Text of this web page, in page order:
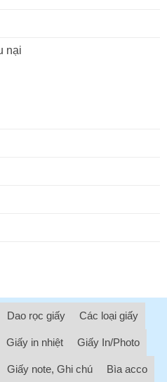
nại
Dao rọc giấy Các loại giấy
Giấy in nhiệt Giấy In/Photo
Giấy note, Ghi chú Bìa acco